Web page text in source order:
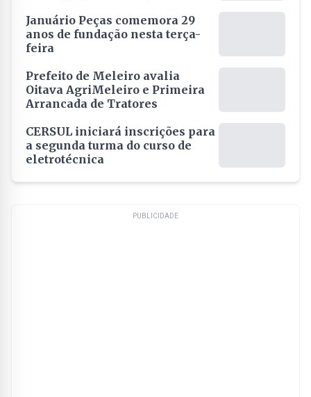
Januário Peças comemora 29
anos de fundação nesta terça-
feira
Prefeito de Meleiro avalia
Oitava AgriMeleiro e Primeira
Arrancada de Tratores
CERSUL iniciará inscrições para
a segunda turma do curso de
eletrotécnica
PUBLICIDADE